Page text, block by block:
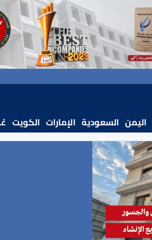
اليمن السعودية الإمارات الكويت